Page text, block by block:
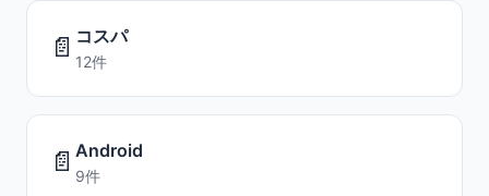
📄 コスパ
12件
📄 Android
9件